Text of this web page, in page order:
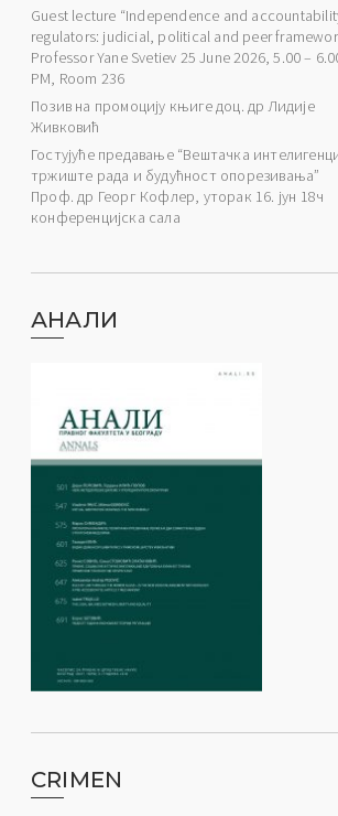
Guest lecture “Independence and
regulators: judicial, political and peer
Professor Yane Svetiev 25 June 2026, 5.00 –
PM, Room 236
Позив на промоцију књиге доц. др Лидије
Живковић
Гостујуће предавање “Вештачка
тржиште рада и будућност опорезивања”
Проф. др Георг Кофлер, уторак 16. јун 18ч
конференцијска сала
АНАЛИ
CRIMEN